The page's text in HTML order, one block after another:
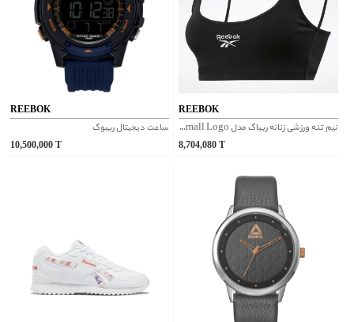
REEBOK
ساعت دیجیتال ریبوک
10,500,000
REEBOK
نیم تنه ورزشی زنانه ریباک مدل Small Logo کد FT8142
8,704,080